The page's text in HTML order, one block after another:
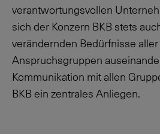
verantwortungsvollen
sich der Konzern BKB stets
verändernden Bedürfnisse
Anspruchsgruppen
Kommunikation mit allen
BKB ein zentrales Anliegen.